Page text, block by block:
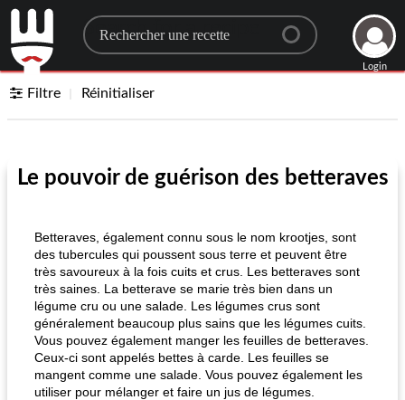
Search for a recipe
Login
Filtre Réinitialiser
Le pouvoir de guérison des betteraves
Betteraves, également connu sous le nom krootjes, sont
des tubercules qui poussent sous terre et peuvent être
très savoureux à la fois cuits et crus. Les betteraves sont
très saines. La betterave se marie très bien dans un
légume cru ou une salade. Les légumes crus sont
généralement beaucoup plus sains que les légumes cuits.
Vous pouvez également manger les feuilles de betteraves.
Ceux-ci sont appelés bettes à carde. Les feuilles se
mangent comme une salade. Vous pouvez également les
utiliser pour mélanger et faire un jus de légumes.